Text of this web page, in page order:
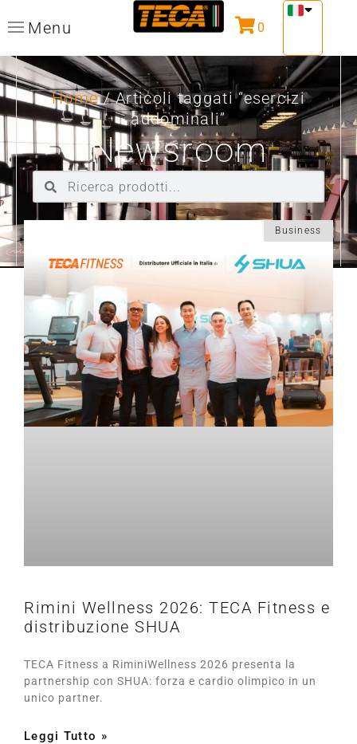
Menu 0
Home/ Articoli taggati “esercizi
addominali”
Newsroom
Business
Rimini Wellness 2026: TECA Fitness e
distribuzione SHUA
TECA Fitness a RiminiWellness 2026 presenta la
partnership con SHUA: forza e cardio olimpico in un
unico partner.
Leggi Tutto »